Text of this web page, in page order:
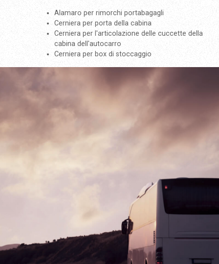
Alamaro per rimorchi portabagagli
Cerniera per porta della cabina
Cerniera per l'articolazione delle cuccette della
cabina dell'autocarro
Cerniera per box di stoccaggio